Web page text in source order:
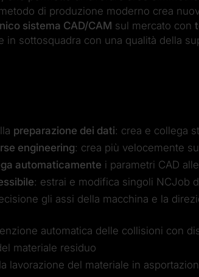
di produzione moderno crea
sistema CAD/CAM sul mercato con
sottosquadra con una qualità della
preparazione dei dati: crea e collega
engineering: crea più velocemente
automaticamente i parametri CAD
: estrai e modifica singoli NCJob
gli assi della macchina e la
automatica delle collisioni con
materiale residuo
lavorazione del materiale in